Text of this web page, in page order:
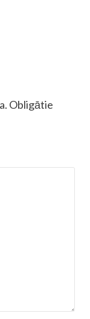
Obligātie